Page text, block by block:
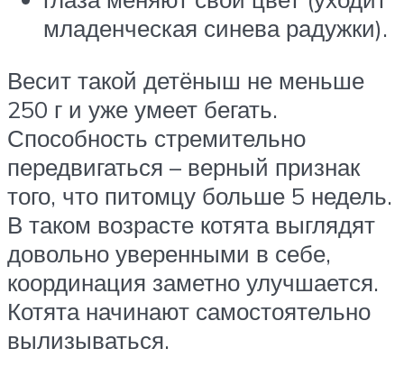
младенческая синева радужки).
Весит такой детёныш не меньше
250 г и уже умеет бегать.
Способность стремительно
передвигаться – верный признак
того, что питомцу больше 5 недель.
В таком возрасте котята выглядят
довольно уверенными в себе,
координация заметно улучшается.
Котята начинают самостоятельно
вылизываться.